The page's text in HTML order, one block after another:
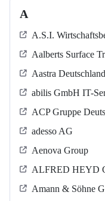
A
A.S.I.
Aalberts Surface
Aastra
abilis GmbH IT-
ACP Gruppe
adesso AG
Aenova Group
ALFRED HEYD
Amann & Söhne